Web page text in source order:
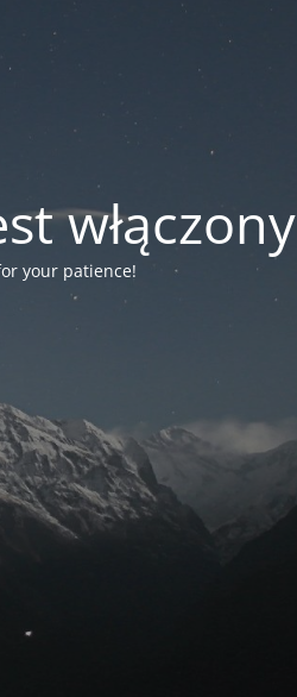
włączony
your patience!